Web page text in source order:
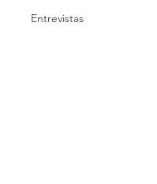
Entrevistas